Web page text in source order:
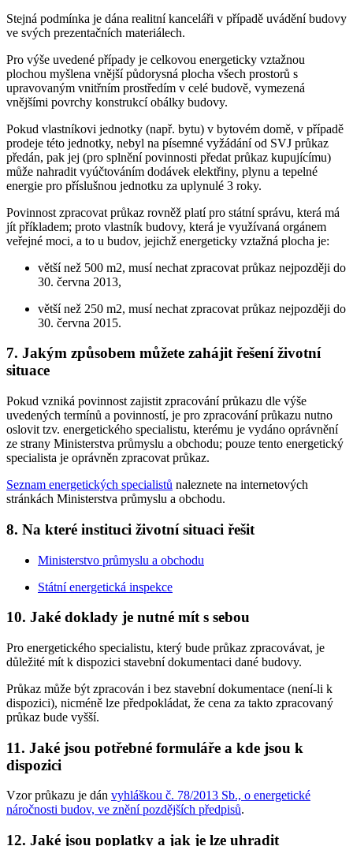
Stejná podmínka je dána realitní kanceláři v případě uvádění budovy
ve svých prezentačních materiálech.
Pro výše uvedené případy je celkovou energeticky vztažnou
plochou myšlena vnější půdorysná plocha všech prostorů s
upravovaným vnitřním prostředím v celé budově, vymezená
vnějšími povrchy konstrukcí obálky budovy.
Pokud vlastníkovi jednotky (např. bytu) v bytovém domě, v případě
prodeje této jednotky, nebyl na písemné vyžádání od SVJ průkaz
předán, pak jej (pro splnění povinnosti předat průkaz kupujícímu)
může nahradit vyúčtováním dodávek elektřiny, plynu a tepelné
energie pro příslušnou jednotku za uplynulé 3 roky.
Povinnost zpracovat průkaz rovněž platí pro státní správu, která má
jít příkladem; proto vlastník budovy, která je využívaná orgánem
veřejné moci, a to u budov, jejichž energeticky vztažná plocha je:
větší než 500 m2, musí nechat zpracovat průkaz nejpozději do
30. června 2013,
větší než 250 m2, musí nechat zpracovat průkaz nejpozději do
30. června 2015.
7. Jakým způsobem můžete zahájit řešení životní
situace
Pokud vzniká povinnost zajistit zpracování průkazu dle výše
uvedených termínů a povinností, je pro zpracování průkazu nutno
oslovit tzv. energetického specialistu, kterému je vydáno oprávnění
ze strany Ministerstva průmyslu a obchodu; pouze tento energetický
specialista je oprávněn zpracovat průkaz.
Seznam energetických specialistů naleznete na internetových
stránkách Ministerstva průmyslu a obchodu.
8. Na které instituci životní situaci řešit
Ministerstvo průmyslu a obchodu
Státní energetická inspekce
10. Jaké doklady je nutné mít s sebou
Pro energetického specialistu, který bude průkaz zpracovávat, je
důležité mít k dispozici stavební dokumentaci dané budovy.
Průkaz může být zpracován i bez stavební dokumentace (není-li k
dispozici), nicméně lze předpokládat, že cena za takto zpracovaný
průkaz bude vyšší.
11. Jaké jsou potřebné formuláře a kde jsou k
dispozici
Vzor průkazu je dán vyhláškou č. 78/2013 Sb., o energetické
náročnosti budov, ve znění pozdějších předpisů.
12. Jaké jsou poplatky a jak je lze uhradit